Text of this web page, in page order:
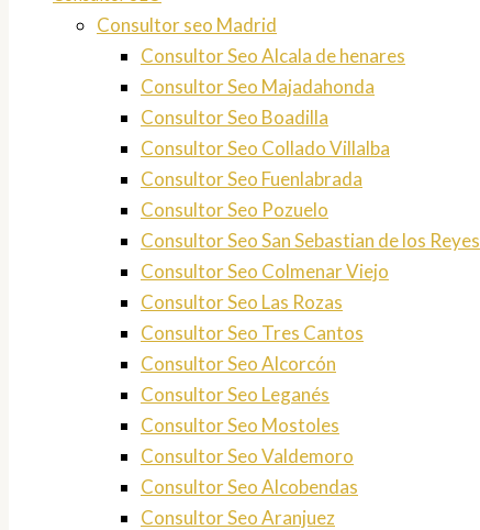
Consultor seo Madrid
Consultor Seo Alcala de henares
Consultor Seo Majadahonda
Consultor Seo Boadilla
Consultor Seo Collado Villalba
Consultor Seo Fuenlabrada
Consultor Seo Pozuelo
Consultor Seo San Sebastian de los Reyes
Consultor Seo Colmenar Viejo
Consultor Seo Las Rozas
Consultor Seo Tres Cantos
Consultor Seo Alcorcón
Consultor Seo Leganés
Consultor Seo Mostoles
Consultor Seo Valdemoro
Consultor Seo Alcobendas
Consultor Seo Aranjuez